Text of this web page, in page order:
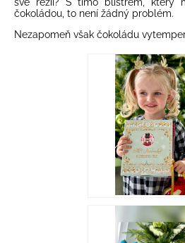
čokoládou, to není žádný problém.
Nezapomeň však čokoládu